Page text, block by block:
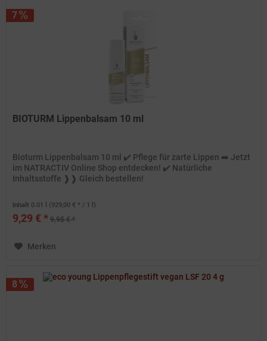
7
BIOTURM Lippenbalsam 10 ml
Bioturm Lippenbalsam 10 ml ✔️ Pflege für zarte Lippen ➡️ Jetzt
im NATRACTIV Online Shop entdecken! ✔️ Natürliche
Inhaltsstoffe ❱❱ Gleich bestellen!
Inhalt 0.01 l (929,00 € * / 1 l)
9,29 € * 9,95 € *
Merken
8